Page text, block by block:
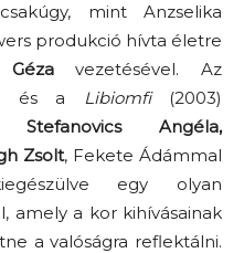
mint Anzselika
produkció hívta életre
vezetésével. Az
és a Libiomfi(2003)
Stefanovics Angéla,
Zsolt, Fekete Ádámmal
egy olyan
amely a kor kihívásainak
a valóságra reflektálni.